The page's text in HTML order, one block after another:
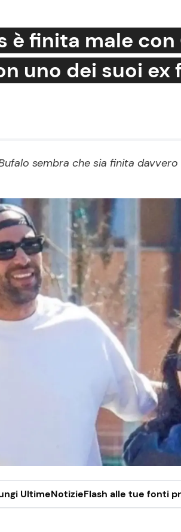
Benessere
Mondo Mamma
Salute
Viaggi e Turismo
Festività
è finita male con
uno dei suoi ex
sembra che sia finita
UltimeNotizieFlash alle tue fonti